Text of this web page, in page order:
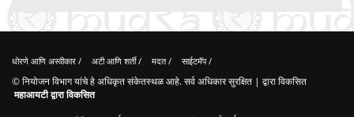
धोरणे आणि अस्वीकार / अटी आणि शर्ती/ मदत/ साईटमॅप/
© नियोजन विभाग यांचे हे अधिकृत संकेतस्थळ आहे. सर्व अधिकार सुरक्षित | द्वारा विकसित
महाआयटी द्वारा विकसित